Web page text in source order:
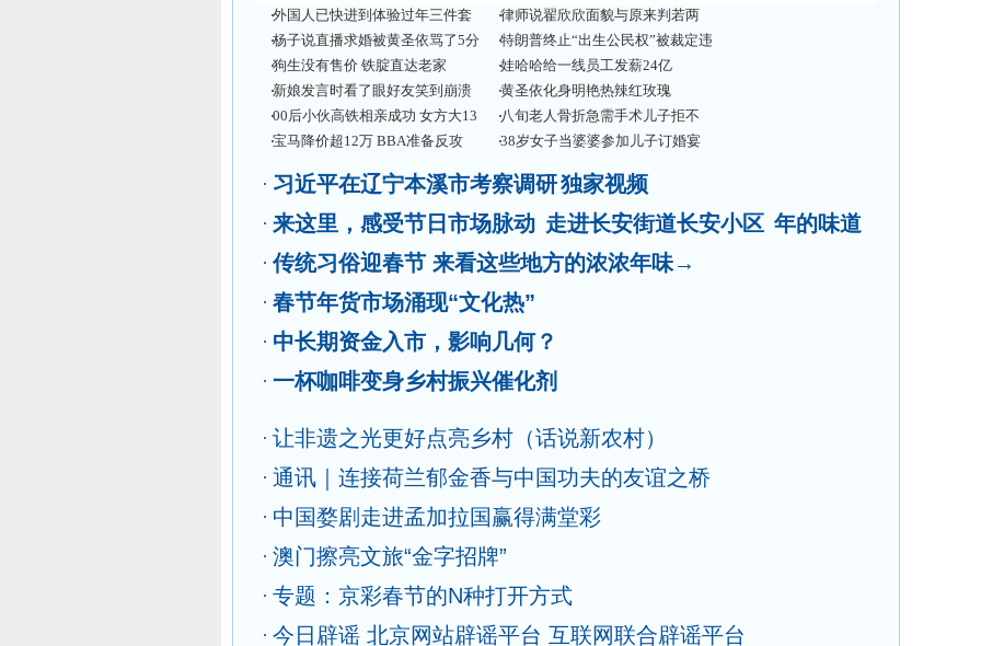
外国人已快进到体验过年三件套
了 热
律师说翟欣欣面貌与原来判若两
人 热
文博馆里品年味儿
杨子说直播求婚被黄圣依骂了5分
钟
特朗普终止“出生公民权”被裁定违
宪
柯洁评论区被3个字刷屏 热
狗生没有售价 铁腚直达老家
娃哈哈给一线员工发薪24亿
戚薇赛博白蛇造型美哭
新娘发言时看了眼好友笑到崩溃
黄圣依化身明艳热辣红玫瑰
碰下手机钱就会被盗？谣言
00后小伙高铁相亲成功 女方大13
岁
八旬老人骨折急需手术儿子拒不
签字
外交部再次敦促菲撤走美中导系
宝马降价超12万 BBA准备反攻
38岁女子当婆婆参加儿子订婚宴
婆婆看到儿媳买的对联后反应亮
习近平在辽宁本溪市考察调研独家视频
来这里，感受节日市场脉动 走进长安街道长安小区 年的味道
传统习俗迎春节 来看这些地方的浓浓年味→
春节年货市场涌现“文化热”
中长期资金入市，影响几何？
一杯咖啡变身乡村振兴催化剂
让非遗之光更好点亮乡村（话说新农村）
通讯｜连接荷兰郁金香与中国功夫的友谊之桥
中国婺剧走进孟加拉国赢得满堂彩
澳门擦亮文旅“金字招牌”
专题：京彩春节的N种打开方式
今日辟谣 北京网站辟谣平台 互联网联合辟谣平台